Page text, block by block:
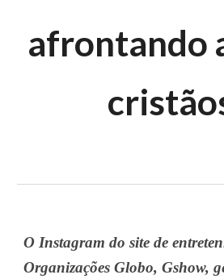
afrontando
O Instagram do site de
Organizações Globo, Gshow,